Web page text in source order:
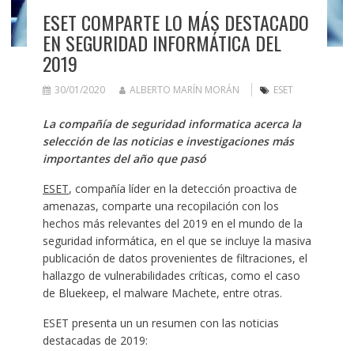
ESET COMPARTE LO MÁS DESTACADO
EN SEGURIDAD INFORMÁTICA DEL
2019
30/01/2020 ALBERTO MARÍN MORÁN ESET
La compañía de seguridad informatica acerca la
selección de las noticias e investigaciones más
importantes del año que pasó
ESET, compañía líder en la detección proactiva de
amenazas, comparte una recopilación con los
hechos más relevantes del 2019 en el mundo de la
seguridad informática, en el que se incluye la masiva
publicación de datos provenientes de filtraciones, el
hallazgo de vulnerabilidades críticas, como el caso
de Bluekeep, el malware Machete, entre otras.
ESET presenta un un resumen con las noticias
destacadas de 2019: